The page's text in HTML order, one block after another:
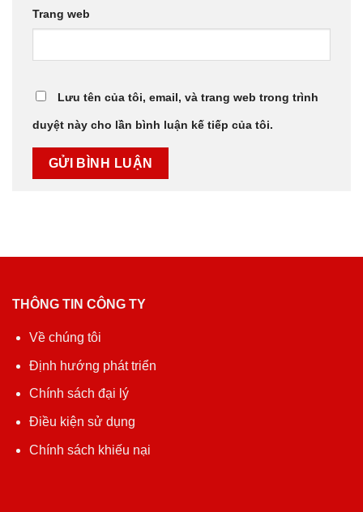
Trang web
Lưu tên của tôi, email, và trang web trong trình
duyệt này cho lần bình luận kế tiếp của tôi.
THÔNG TIN CÔNG TY
Về chúng tôi
Định hướng phát triển
Chính sách đại lý
Điều kiện sử dụng
Chính sách khiếu nại